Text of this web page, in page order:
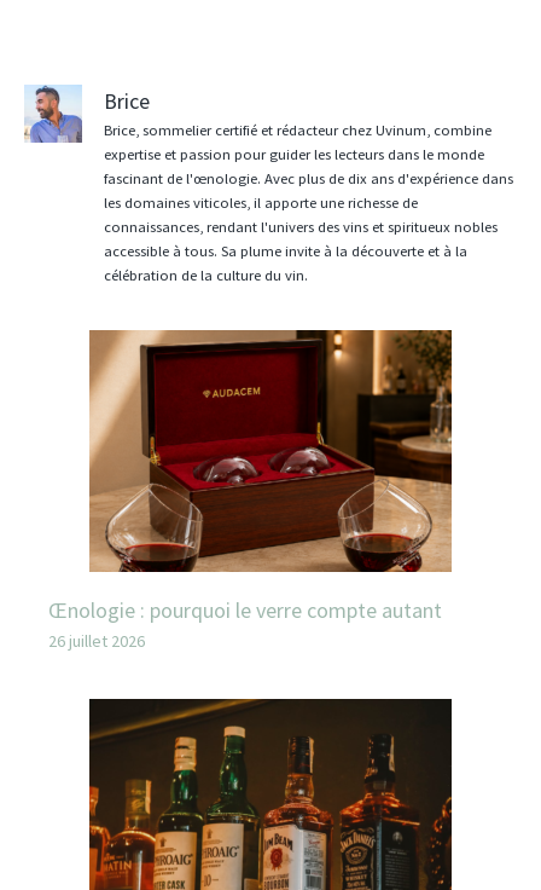
Brice
Brice, sommelier certifié et rédacteur chez Uvinum, combine
expertise et passion pour guider les lecteurs dans le monde
fascinant de l'œnologie. Avec plus de dix ans d'expérience dans
les domaines viticoles, il apporte une richesse de
connaissances, rendant l'univers des vins et spiritueux nobles
accessible à tous. Sa plume invite à la découverte et à la
célébration de la culture du vin.
Œnologie : pourquoi le verre compte autant
26 juillet 2026